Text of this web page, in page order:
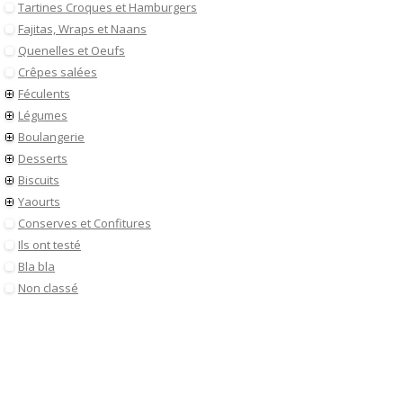
Tartines Croques et Hamburgers
Fajitas, Wraps et Naans
Quenelles et Oeufs
Crêpes salées
Féculents
Légumes
Boulangerie
Desserts
Biscuits
Yaourts
Conserves et Confitures
Ils ont testé
Bla bla
Non classé